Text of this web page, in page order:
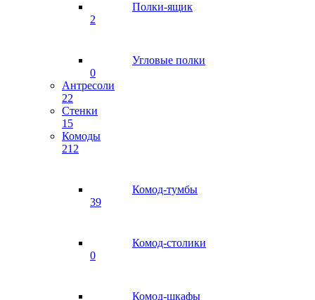
Полки-ящик
2
Угловые полки
0
Антресоли
22
Стенки
15
Комоды
212
Комод-тумбы
39
Комод-столики
0
Комод-шкафы